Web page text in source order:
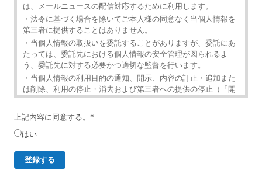
は、メールニュースの配信対応するために利用します。
・法令に基づく場合を除いてご本人様の同意なく当個人情報を
第三者に提供することはありません。
・当個人情報の取扱いを委託することがありますが、委託にあ
たっては、委託先における個人情報の安全管理が図られるよ
う、委託先に対する必要かつ適切な監督を行います。
・当個人情報の利用目的の通知、開示、内容の訂正・追加また
は削除、利用の停止・消去および第三者への提供の停止（「開
示等」といいます。）を受け付けております。
・開示等の求めは、以下の「個人情報苦情及び相談窓口」で受
・ご入力頂く情報の提供は任意となっております。ただし、正
信に対応できないことがあります。
上記内容に同意する。 *
はい